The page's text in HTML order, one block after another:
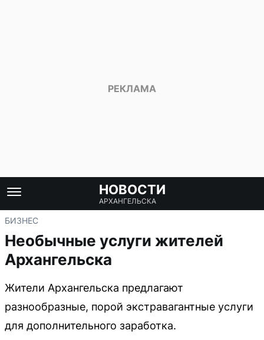
НОВОСТИ
АРХАНГЕЛЬСКА
БИЗНЕС
Необычные услуги жителей
Архангельска
Жители Архангельска предлагают
разнообразные, порой экстравагантные услуги
для дополнительного заработка.